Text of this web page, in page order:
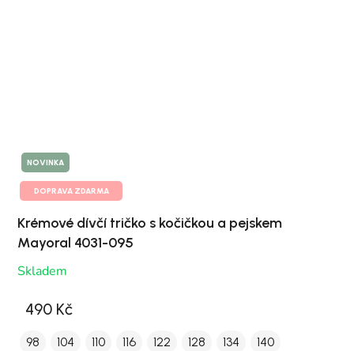
NOVINKA
DOPRAVA ZDARMA
Krémové dívčí tričko s kočičkou a pejskem
Mayoral 4031-095
Skladem
490 Kč
98 104 110 116 122 128 134 140